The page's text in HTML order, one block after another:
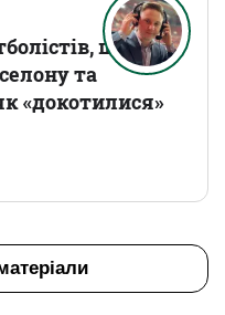
що
та
«докотилися»